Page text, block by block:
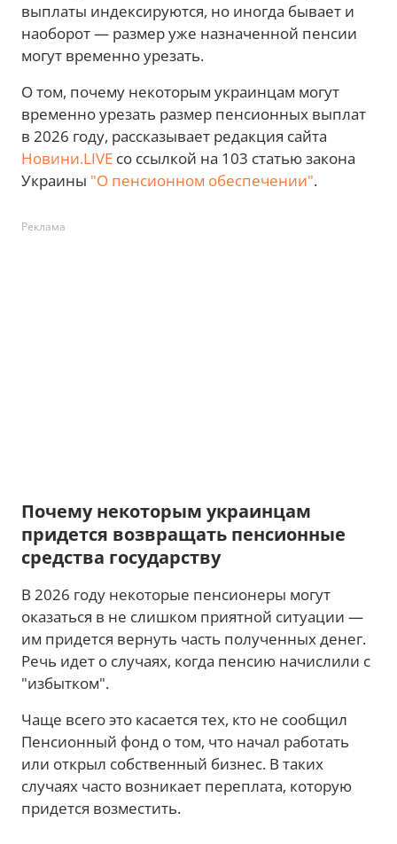
выплаты индексируются, но иногда бывает и
наоборот — размер уже назначенной пенсии
могут временно урезать.
О том, почему некоторым украинцам могут
временно урезать размер пенсионных выплат
в 2026 году, рассказывает редакция сайта
Новини.LIVE со ссылкой на 103 статью закона
Украины "О пенсионном обеспечении".
Реклама
Почему некоторым украинцам
придется возвращать пенсионные
средства государству
В 2026 году некоторые пенсионеры могут
оказаться в не слишком приятной ситуации —
им придется вернуть часть полученных денег.
Речь идет о случаях, когда пенсию начислили с
"избытком".
Чаще всего это касается тех, кто не сообщил
Пенсионный фонд о том, что начал работать
или открыл собственный бизнес. В таких
случаях часто возникает переплата, которую
придется возместить.